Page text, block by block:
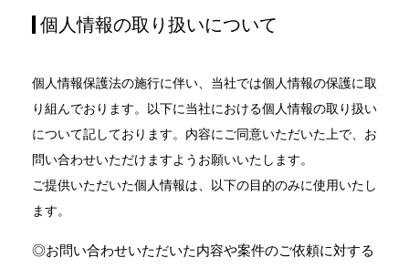
個人情報の取り扱いについて
個人情報保護法の施行に伴い、当社では個人情報の保護に取
り組んでおります。以下に当社における個人情報の取り扱い
について記しております。内容にご同意いただいた上で、お
問い合わせいただけますようお願いいたします。
ご提供いただいた個人情報は、以下の目的のみに使用いたし
ます。
お問い合わせいただいた内容や案件のご依頼に対する